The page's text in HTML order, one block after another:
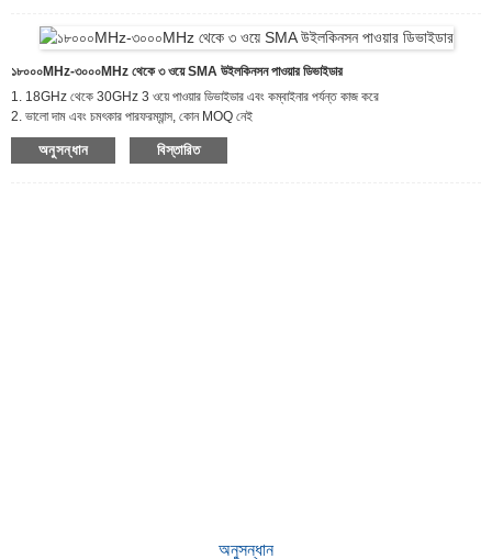
১৮০০০MHz-৩০০০MHz থেকে ৩ ওয়ে SMA উইলকিনসন পাওয়ার ডিভাইডার
1. 18GHz থেকে 30GHz 3 ওয়ে পাওয়ার ডিভাইডার এবং কম্বাইনার পর্যন্ত কাজ করে
2. ভালো দাম এবং চমৎকার পারফরম্যান্স, কোন MOQ নেই
৩. যোগাযোগ ব্যবস্থা, পরিবর্ধক ব্যবস্থা, বিমান চলাচল/মহাকাশ এবং প্রতিরক্ষার জন্য অ্যাপ্লিকেশন
অনুসন্ধান বিস্তারিত
অনুসন্ধান